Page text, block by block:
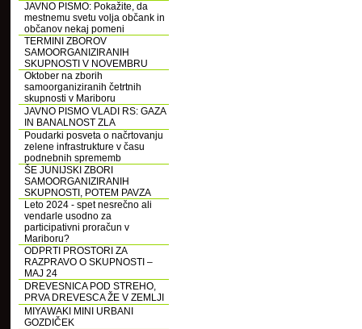
JAVNO PISMO: Pokažite, da
mestnemu svetu volja občank in
občanov nekaj pomeni
TERMINI ZBOROV
SAMOORGANIZIRANIH
SKUPNOSTI V NOVEMBRU
Oktober na zborih
samoorganiziranih četrtnih
skupnosti v Mariboru
JAVNO PISMO VLADI RS: GAZA
IN BANALNOST ZLA
Poudarki posveta o načrtovanju
zelene infrastrukture v času
podnebnih sprememb
ŠE JUNIJSKI ZBORI
SAMOORGANIZIRANIH
SKUPNOSTI, POTEM PAVZA
Leto 2024 - spet nesrečno ali
vendarle usodno za
participativni proračun v
Mariboru?
ODPRTI PROSTORI ZA
RAZPRAVO O SKUPNOSTI –
MAJ 24
DREVESNICA POD STREHO,
PRVA DREVESCA ŽE V ZEMLJI
MIYAWAKI MINI URBANI
GOZDIČEK